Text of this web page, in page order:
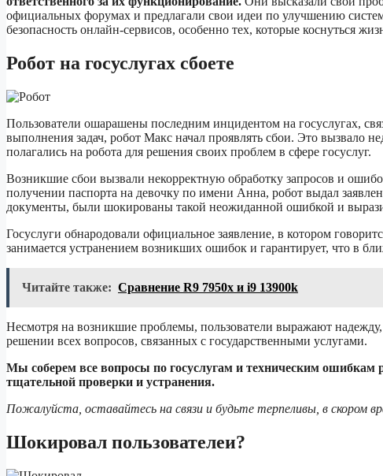
официальных форумах и предлагали свои идеи по улучшению
безопасность онлайн-сервисов, особенно тех, которые коснуться
Робот на госуслугах сбоете
Пользователи ошарашены последним инцидентом на госуслугах,
выполнения задач, робот Макс начал проявлять сбои. Это вызвало
полагались на робота для решения своих проблем в сфере госуслуг.
Возникшие сбои вызвали некорректную обработку запросов и
получении паспорта на девочку по имени Анна, робот выдал
документы, были шокированы такой неожиданной ошибкой и
Госуслуги обнародовали официальное заявление, в котором
занимается устранением возникших ошибок и гарантирует, что в
Читайте также: Сравнение R9 7950x и i9 13900k
Несмотря на возникшие проблемы, пользователи выражают
решении всех вопросов, связанных с государственными услугами.
Мы соберем все вопросы по госуслугам и техническим ошибкам
тщательной проверки и устранения.
Пожалуйста, оставайтесь на связи и будьте терпеливы, в скором
Шокировал пользователеи?